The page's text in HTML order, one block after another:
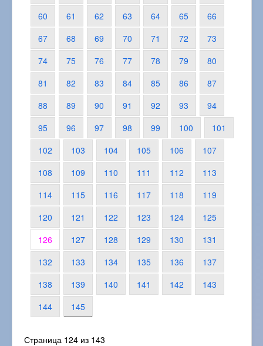
60
61 62 63 64 65
66
67
68 69 70 71 72
73
74
75 76 77 78 79
80
81
82 83 84 85 86
87
88
89 90 91 92 93
94
95
96 97 98 99 100
101
102
103 104 105 106
107
108
109 110 111 112
113
114
115 116 117 118
119
120
121 122 123 124
125
126
127 128 129 130
131
132
133 134 135 136
137
138
139 140 141 142
143
144
145
Страница 124 из 143